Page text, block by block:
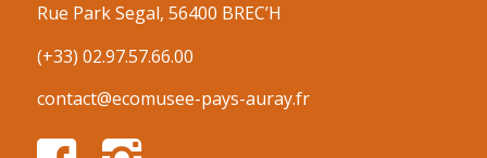
Rue Park Segal, 56400 BREC’H
(+33) 02.97.57.66.00
contact@ecomusee-pays-auray.fr